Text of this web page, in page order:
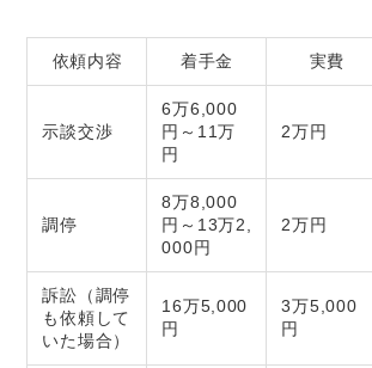
依頼内容 着手金 実費
示談交渉
6万6,000
円～11万
円
2万円
調停
8万8,000
円～13万2,
000円
2万円
訴訟（調停
も依頼して
いた場合）
16万5,000
円
3万5,000
円